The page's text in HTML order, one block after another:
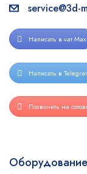
service@3d-
Написать в чат Max
Написать в
Позвонить на
Оборудование